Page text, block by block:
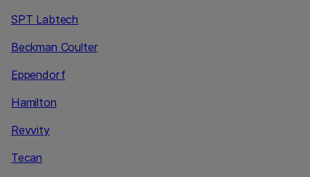
SPT Labtech
Beckman Coulter
Eppendorf
Hamilton
Revvity
Tecan